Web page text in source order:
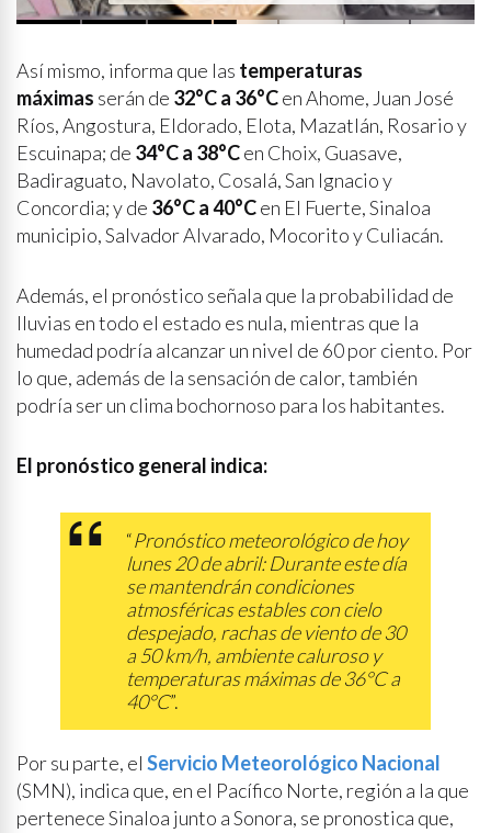
Así mismo, informa que las temperaturas
máximas serán de 32°C a 36°Cen Ahome, Juan José
Ríos, Angostura, Eldorado, Elota, Mazatlán, Rosario y
Escuinapa; de 34°C a 38°Cen Choix, Guasave,
Badiraguato, Navolato, Cosalá, San Ignacio y
Concordia; y de 36°C a 40°Cen El Fuerte, Sinaloa
municipio, Salvador Alvarado, Mocorito y Culiacán.
Además, el pronóstico señala que la probabilidad de
lluvias en todo el estado es nula, mientras que la
humedad podría alcanzar un nivel de 60 por ciento. Por
lo que, además de la sensación de calor, también
podría ser un clima bochornoso para los habitantes.
El pronóstico general indica:
“Pronóstico meteorológico de hoy
lunes 20 de abril: Durante este día
se mantendrán condiciones
atmosféricas estables con cielo
despejado, rachas de viento de 30
a 50 km/h, ambiente caluroso y
temperaturas máximas de 36°C a
40°C”.
Por su parte, el Servicio Meteorológico Nacional
(SMN), indica que, en el Pacífico Norte, región a la que
pertenece Sinaloa junto a Sonora, se pronostica que,